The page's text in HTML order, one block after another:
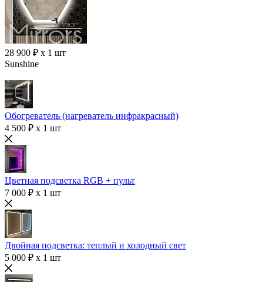
28 900 ₽ x 1 шт
Sunshine
Обогреватель (нагреватель инфракрасный)
4 500 ₽ x 1 шт
Цветная подсветка RGB + пульт
7 000 ₽ x 1 шт
Двойная подсветка: теплый и холодный свет
5 000 ₽ x 1 шт